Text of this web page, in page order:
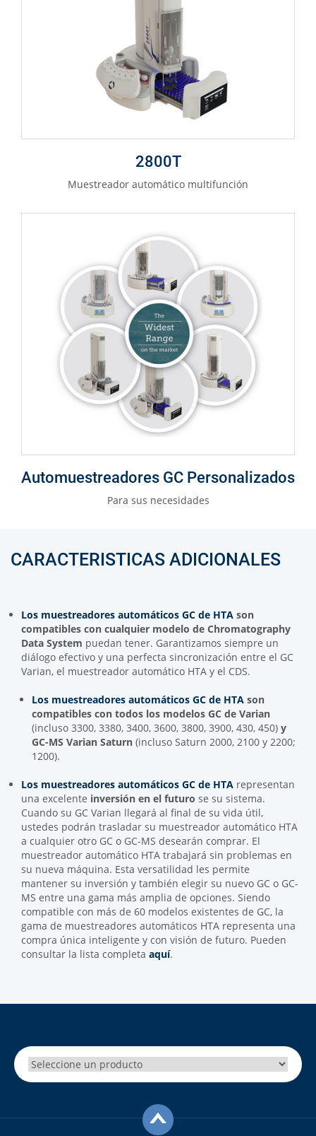
2800T
Muestreador automático multifunción
Automuestreadores GC Personalizados
Para sus necesidades
CARACTERISTICAS ADICIONALES
Los muestreadores automáticos GC de HTA son
compatibles con cualquier modelo de Chromatography
Data System puedan tener. Garantizamos siempre un
diálogo efectivo y una perfecta sincronización entre el GC
Varian, el muestreador automático HTA y el CDS.
Los muestreadores automáticos GC de HTA son
compatibles con todos los modelos GC de Varian
(incluso 3300, 3380, 3400, 3600, 3800, 3900, 430, 450) y
GC-MS Varian Saturn (incluso Saturn 2000, 2100 y 2200;
1200).
Los muestreadores automáticos GC de HTA representan
una excelente inversión en el futuro se su sistema.
Cuando su GC Varian llegará al final de su vida útil,
ustedes podrán trasladar su muestreador automático HTA
a cualquier otro GC o GC-MS desearán comprar. El
muestreador automático HTA trabajará sin problemas en
su nueva máquina. Esta versatilidad les permite
mantener su inversión y también elegir su nuevo GC o GC-
MS entre una gama más amplia de opciones. Siendo
compatible con más de 60 modelos existentes de GC, la
gama de muestreadores automáticos HTA representa una
compra única inteligente y con visión de futuro. Pueden
consultar la lista completa aquí.